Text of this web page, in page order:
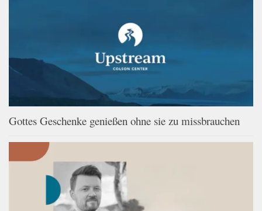
Gottes Geschenke genießen ohne sie zu missbrauchen